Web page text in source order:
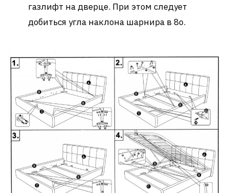
газлифт на дверце. При этом следует
добиться угла наклона шарнира в 8о.